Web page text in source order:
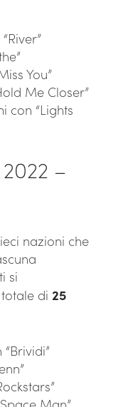
You”
Me Closer”
con “Lights
–
nazioni che
si
di 25
Man”